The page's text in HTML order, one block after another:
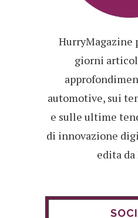
HurryMagazine
giorni
automotive, sui
e sulle ultime
di innovazione
edita da